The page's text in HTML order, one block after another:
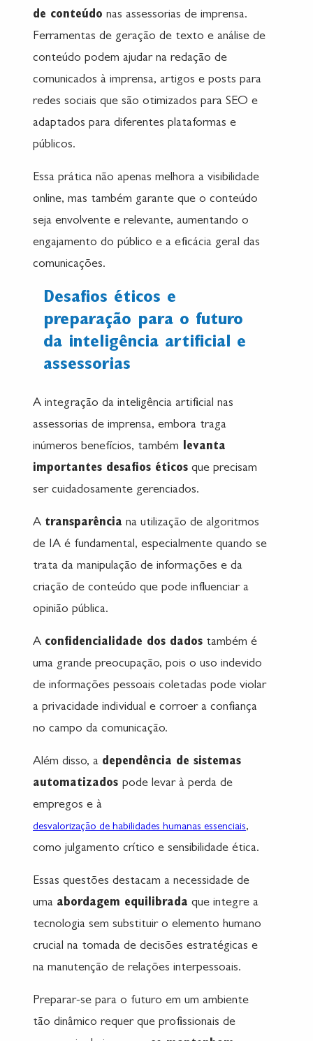
de conteúdo nas assessorias de imprensa.
Ferramentas de geração de texto e análise de
conteúdo podem ajudar na redação de
comunicados à imprensa, artigos e posts para
redes sociais que são otimizados para SEO e
adaptados para diferentes plataformas e
públicos.
Essa prática não apenas melhora a visibilidade
online, mas também garante que o conteúdo
seja envolvente e relevante, aumentando o
engajamento do público e a eficácia geral das
comunicações.
Desafios éticos e
preparação para o futuro
da inteligência artificial e
assessorias
A integração da inteligência artificial nas
assessorias de imprensa, embora traga
inúmeros benefícios, também levanta
importantes desafios éticos que precisam
ser cuidadosamente gerenciados.
A transparência na utilização de algoritmos
de IA é fundamental, especialmente quando se
trata da manipulação de informações e da
criação de conteúdo que pode influenciar a
opinião pública.
A confidencialidade dos dados também é
uma grande preocupação, pois o uso indevido
de informações pessoais coletadas pode violar
a privacidade individual e corroer a confiança
no campo da comunicação.
Além disso, a dependência de sistemas
automatizados pode levar à perda de
empregos e à
desvalorização de habilidades humanas essenciais,
como julgamento crítico e sensibilidade ética.
Essas questões destacam a necessidade de
uma abordagem equilibrada que integre a
tecnologia sem substituir o elemento humano
crucial na tomada de decisões estratégicas e
na manutenção de relações interpessoais.
Preparar-se para o futuro em um ambiente
tão dinâmico requer que profissionais de